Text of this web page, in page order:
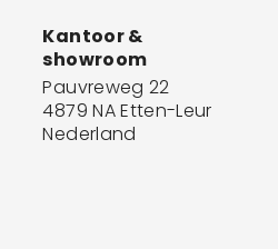
Kantoor &
showroom
Pauvreweg 22
4879 NA Etten-Leur
Nederland